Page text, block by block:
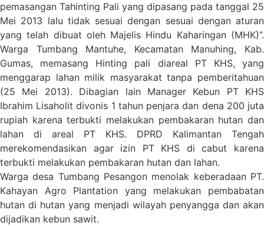
pemasangan Tahinting Pali yang dipasang pada tanggal 25
Mei 2013 lalu tidak sesuai dengan sesuai dengan aturan
yang telah dibuat oleh Majelis Hindu Kaharingan (MHK)”.
Warga Tumbang Mantuhe, Kecamatan Manuhing, Kab.
Gumas, memasang Hinting pali diareal PT KHS, yang
menggarap lahan milik masyarakat tanpa pemberitahuan
(25 Mei 2013). Dibagian lain Manager Kebun PT KHS
Ibrahim Lisaholit divonis 1 tahun penjara dan dena 200 juta
rupiah karena terbukti melakukan pembakaran hutan dan
lahan di areal PT KHS. DPRD Kalimantan Tengah
merekomendasikan agar izin PT KHS di cabut karena
terbukti melakukan pembakaran hutan dan lahan.
Warga desa Tumbang Pesangon menolak keberadaan PT.
Kahayan Agro Plantation yang melakukan pembabatan
hutan di hutan yang menjadi wilayah penyangga dan akan
dijadikan kebun sawit.